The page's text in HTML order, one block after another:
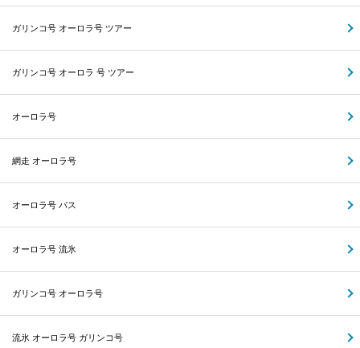
ガリンコ号 オーロラ号 ツアー
ガリンコ号 オーロラ 号 ツアー
オーロラ号
網走 オーロラ号
オーロラ号 バス
オーロラ号 流氷
ガリンコ号 オーロラ号
流氷 オーロラ号 ガリンコ号